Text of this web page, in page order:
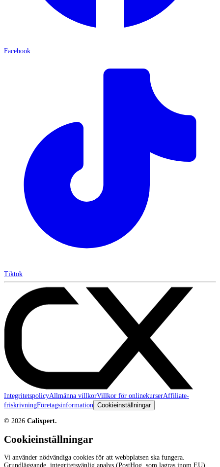
Facebook
Tiktok
IntegritetspolicyAllmänna villkorVillkor för onlinekurserAffiliate-
friskrivningFöretagsinformation Cookieinställningar
© 2026 Calixpert.
Cookieinställningar
Vi använder nödvändiga cookies för att webbplatsen ska fungera.
Grundläggande, integritetsvänlig analys (PostHog, som lagras inom EU)